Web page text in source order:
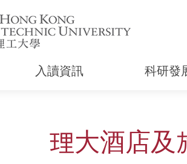
入讀資訊 科研發
理大酒店及